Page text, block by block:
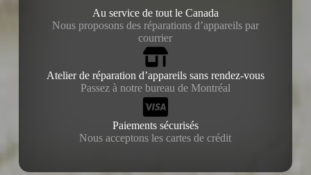
Au service de tout le Canada
Nous proposons des réparations d’appareils par
courrier
Atelier de réparation d’appareils sans rendez-vous
Passez à notre bureau de Montréal
Paiements sécurisés
Nous acceptons les cartes de crédit